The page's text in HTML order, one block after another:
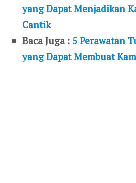
yang Dapat Menjadikan
Cantik
Baca Juga : 5 Perawatan
yang Dapat Membuat